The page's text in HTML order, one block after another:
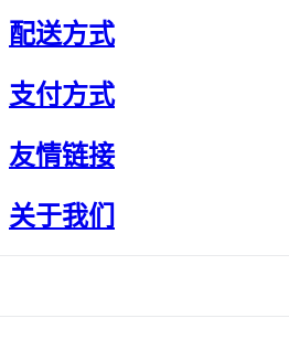
配送方式
支付方式
友情链接
关于我们